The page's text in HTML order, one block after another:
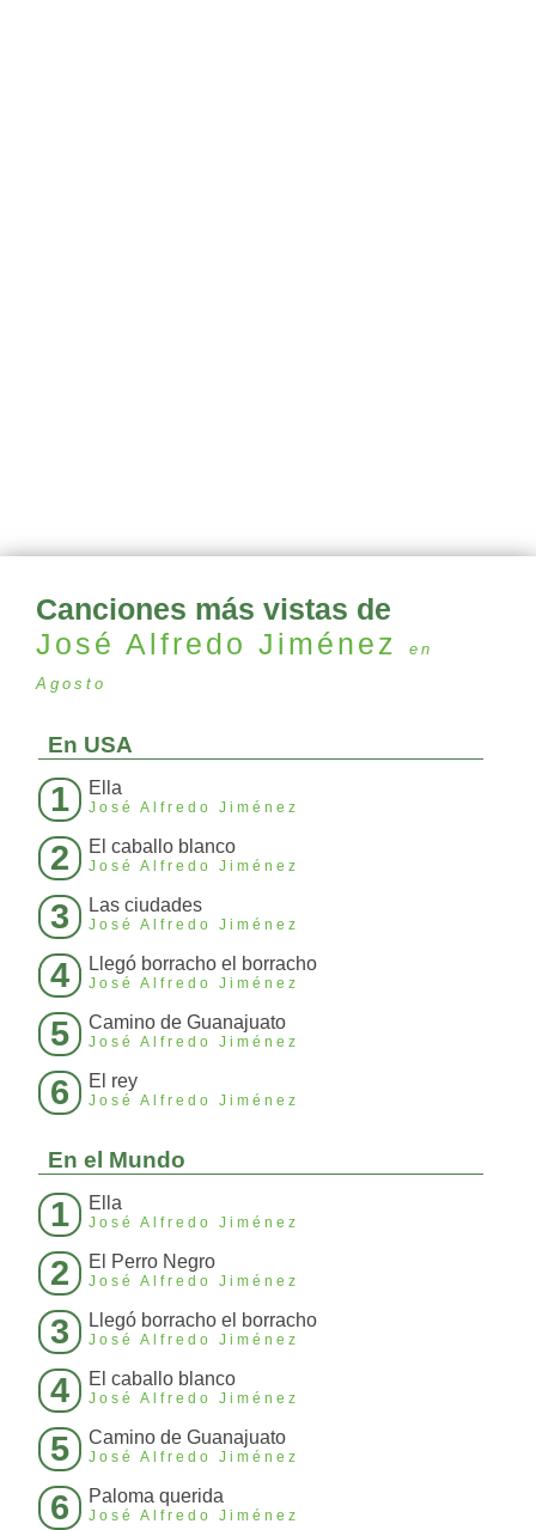
Canciones más vistas de
José Alfredo Jiménez
en
Agosto
En USA
1 Ella
José Alfredo Jiménez
2 El caballo blanco
José Alfredo Jiménez
3 Las ciudades
José Alfredo Jiménez
4 Llegó borracho el borracho
José Alfredo Jiménez
5 Camino de Guanajuato
José Alfredo Jiménez
6 El rey
José Alfredo Jiménez
En el Mundo
1 Ella
José Alfredo Jiménez
2 El Perro Negro
José Alfredo Jiménez
3 Llegó borracho el borracho
José Alfredo Jiménez
4 El caballo blanco
José Alfredo Jiménez
5 Camino de Guanajuato
José Alfredo Jiménez
6 Paloma querida
José Alfredo Jiménez